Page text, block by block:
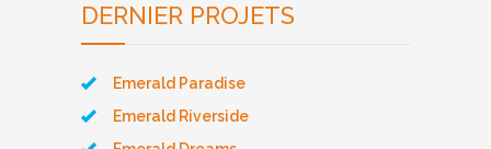
DERNIER PROJETS
Emerald Paradise
Emerald Riverside